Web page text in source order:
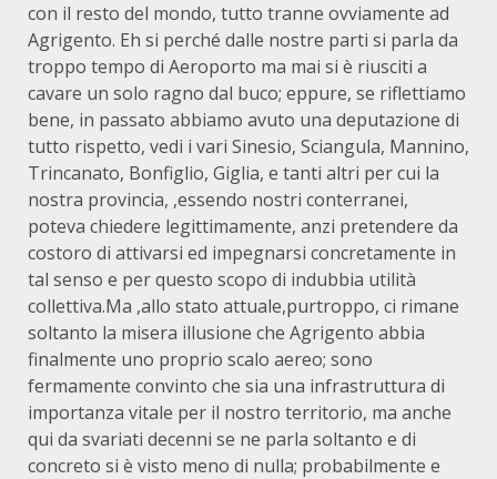
con il resto del mondo, tutto tranne ovviamente ad
Agrigento. Eh si perché dalle nostre parti si parla da
troppo tempo di Aeroporto ma mai si è riusciti a
cavare un solo ragno dal buco; eppure, se riflettiamo
bene, in passato abbiamo avuto una deputazione di
tutto rispetto, vedi i vari Sinesio, Sciangula, Mannino,
Trincanato, Bonfiglio, Giglia, e tanti altri per cui la
nostra provincia, ,essendo nostri conterranei,
poteva chiedere legittimamente, anzi pretendere da
costoro di attivarsi ed impegnarsi concretamente in
tal senso e per questo scopo di indubbia utilità
collettiva.Ma ,allo stato attuale,purtroppo, ci rimane
soltanto la misera illusione che Agrigento abbia
finalmente uno proprio scalo aereo; sono
fermamente convinto che sia una infrastruttura di
importanza vitale per il nostro territorio, ma anche
qui da svariati decenni se ne parla soltanto e di
concreto si è visto meno di nulla; probabilmente e